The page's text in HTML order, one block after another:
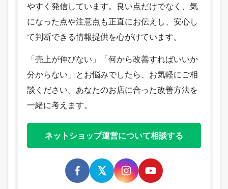
やすく発信しています。良い点だけでなく、気
になった点や注意点も正直にお伝えし、安心し
て判断できる情報提供を心がけています。
「売上が伸びない」「何から改善すればいいか
分からない」とお悩みでしたら、お気軽にご相
談ください。あなたのお店に合った改善方法を
一緒に考えます。
ネットショップ運営について相談する